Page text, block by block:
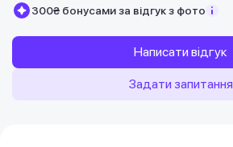
300₴ бонусами за відгук з фото
Написати відгук
Задати запитання